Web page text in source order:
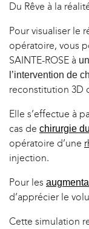
Du Rêve à la
Pour visualiser le
opératoire, vous
SAINTE-ROSE à
l’intervention de
reconstitution 3D
Elle s’effectue à
cas de chirurgie
opératoire d’une
injection.
Pour les
d’apprécier le
Cette simulation